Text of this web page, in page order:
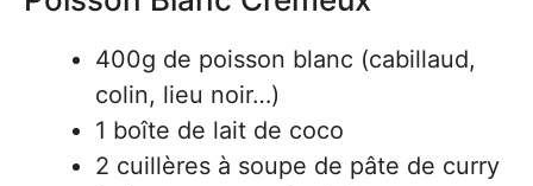
400g de poisson blanc (cabillaud,
colin, lieu noir…)
1 boîte de lait de coco
2 cuillères à soupe de pâte de curry